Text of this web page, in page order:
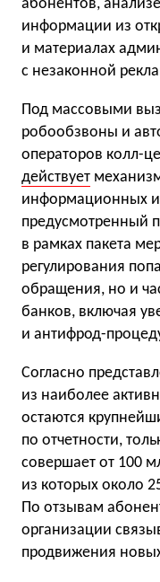
абонентов,
информации из
и материалах
с незаконной
Под массовыми
робообзвоны и
операторов колл-
действует
информационных
предусмотренный
в рамках пакета
регулирования
обращения, но и
банков, включая
и антифрод-
Согласно
из наиболее
остаются
по отчетности,
совершает от 100
из которых около
По отзывам
организации
продвижения